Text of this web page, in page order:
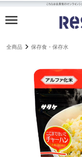
全商品 保存食・保存水